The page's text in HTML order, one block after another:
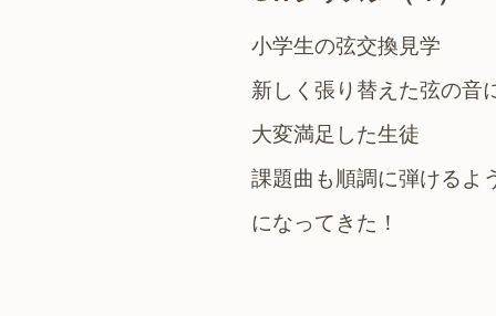
小学生の弦交換見学
新しく張り替えた弦の音
大変満足した生徒
課題曲も順調に弾けるよ
になってきた！